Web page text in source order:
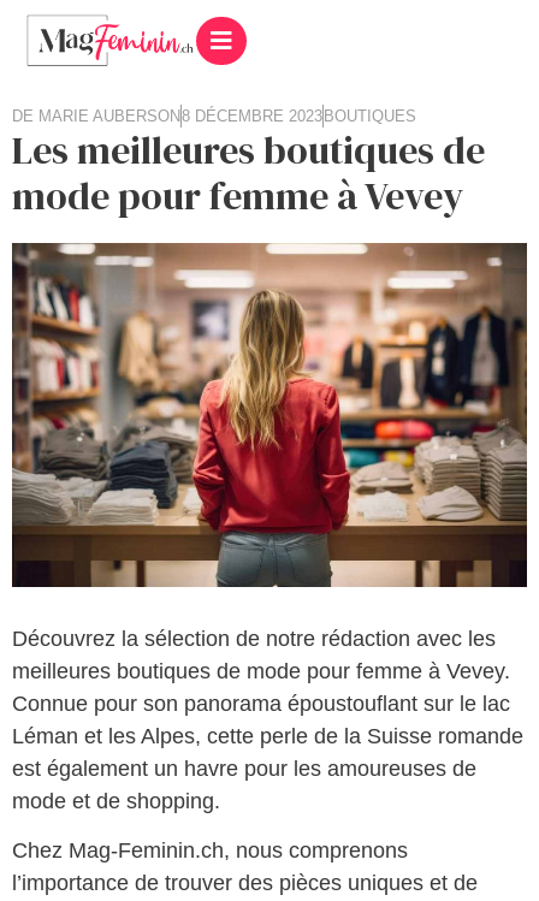
DE MARIE AUBERSON8 DÉCEMBRE 2023 BOUTIQUES
Les meilleures boutiques de
mode pour femme à Vevey
Découvrez la sélection de notre rédaction avec les
meilleures boutiques de mode pour femme à Vevey.
Connue pour son panorama époustouflant sur le lac
Léman et les Alpes, cette perle de la Suisse romande
est également un havre pour les amoureuses de
mode et de shopping.
Chez Mag-Feminin.ch, nous comprenons
l’importance de trouver des pièces uniques et de